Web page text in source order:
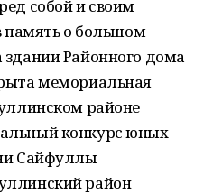
собой и своим
память о большом
Районного дома
мемориальная
районе
конкурс юных
Сайфуллы
район